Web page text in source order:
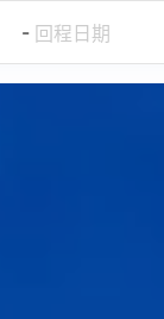
- 回程日期